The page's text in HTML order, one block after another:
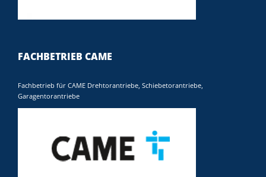
FACHBETRIEB CAME
Fachbetrieb für CAME Drehtorantriebe, Schiebetorantriebe,
Garagentorantriebe